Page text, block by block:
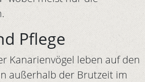
Pflege
Kanarienvögel leben auf den
außerhalb der Brutzeit im